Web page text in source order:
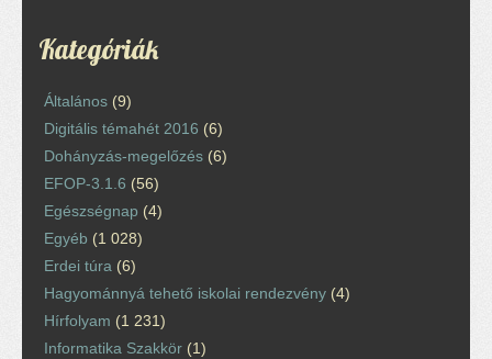
Kategóriák
Általános (9)
Digitális témahét 2016 (6)
Dohányzás-megelőzés (6)
EFOP-3.1.6 (56)
Egészségnap (4)
Egyéb (1 028)
Erdei túra (6)
Hagyománnyá tehető iskolai rendezvény (4)
Hírfolyam (1 231)
Informatika Szakkör (1)